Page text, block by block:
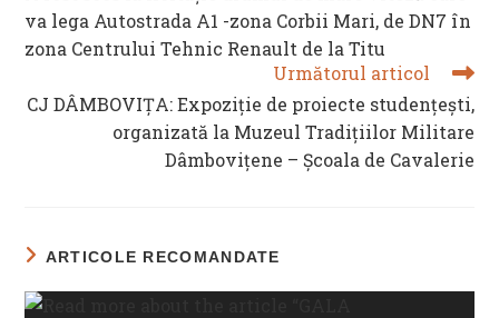
va lega Autostrada A1 -zona Corbii Mari, de DN7 în
zona Centrului Tehnic Renault de la Titu
Următorul articol
CJ DÂMBOVIȚA: Expoziție de proiecte studențești,
organizată la Muzeul Tradițiilor Militare
Dâmbovițene – Școala de Cavalerie
ARTICOLE RECOMANDATE